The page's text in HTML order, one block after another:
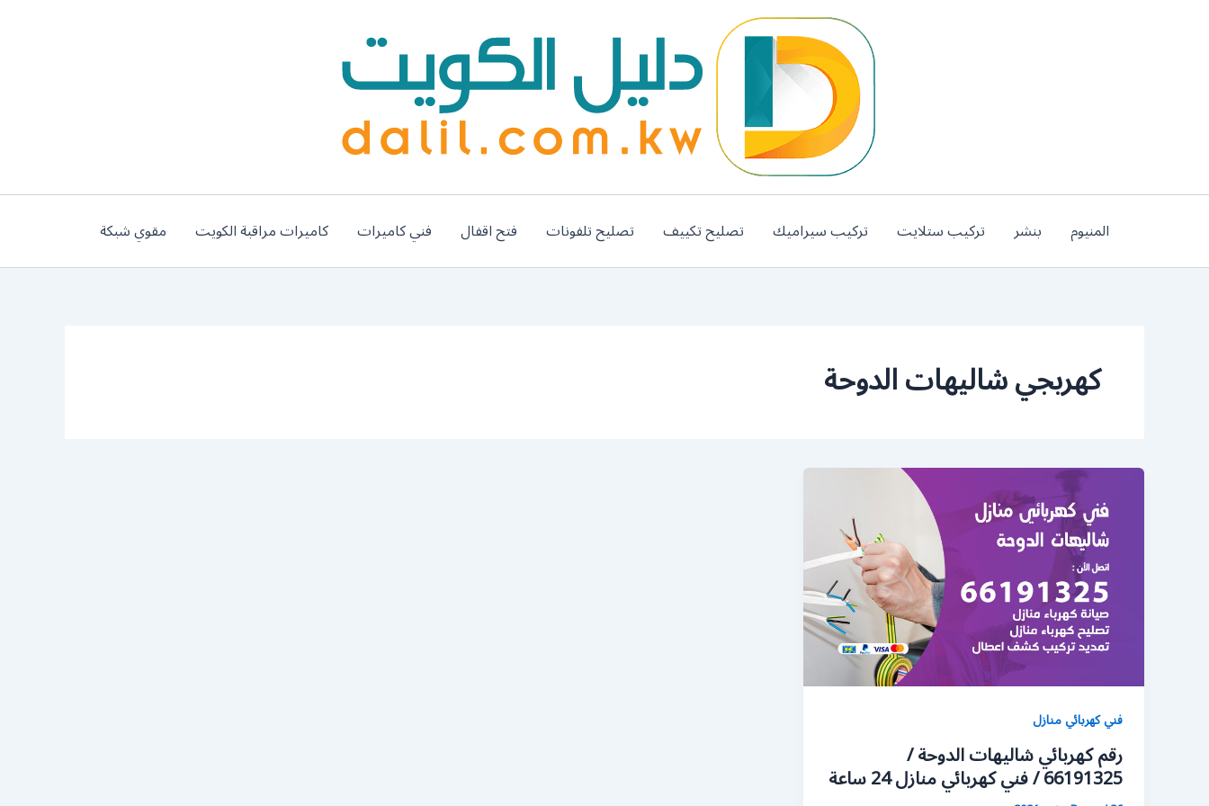
المنيوم بنشر تركيب ستلايت تركيب سيراميك تصليح تكييف تصليح تلفونات فتح اقفال فني كاميرات كاميرات مراقبة الكويت مقوي شبكة
كهربجي شاليهات الدوحة
فني كهربائي منازل
رقم كهربائي شاليهات الدوحة /
66191325 / فني كهربائي منازل 24 ساعة